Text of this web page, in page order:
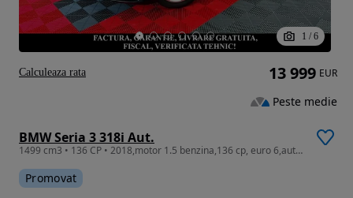
1 / 6
BMW Seria 3 318i Aut.
1499 cm3 • 136 CP • 2018,motor 1.5 benzina,136 cp, euro 6,automata, LIVRARE , GARANTIE
Promovat
13 999 EUR
Peste medie
Calculeaza rata